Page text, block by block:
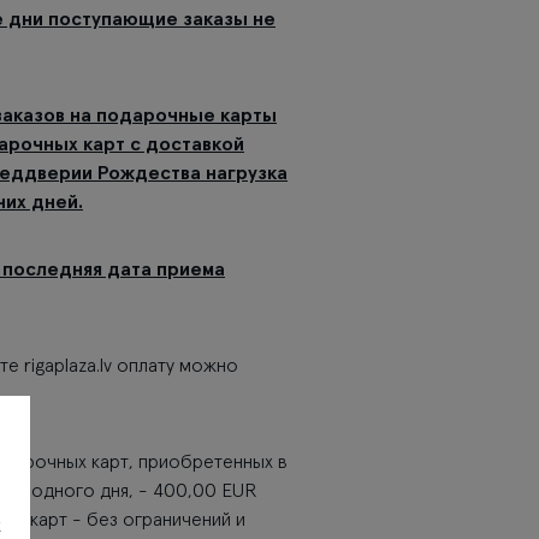
дни поступающие заказы не
на подарочные карты
карт с доставкой
Рождества нагрузка
дней.
дата приема
rigaplaza.lv оплату можно
карт, приобретенных в
одного дня, - 400,00 EUR
карт - без ограничений и